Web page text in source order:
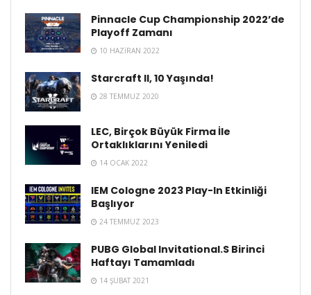
Pinnacle Cup Championship 2022’de
Playoff Zamanı
10 HAZIRAN 2022
Starcraft II, 10 Yaşında!
28 TEMMUZ 2020
LEC, Birçok Büyük Firma İle
Ortaklıklarını Yeniledi
14 OCAK 2022
IEM Cologne 2023 Play-In Etkinliği
Başlıyor
24 TEMMUZ 2023
PUBG Global Invitational.S Birinci
Haftayı Tamamladı
14 ŞUBAT 2021